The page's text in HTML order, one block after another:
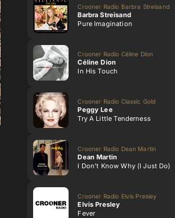
Crooner Radio Barbra Streisand
Barbra Streisand
Pure Imagination
Crooner Radio Céline Dion
Céline Dion
In His Touch
Crooner Radio Classic Gold
Peggy Lee
Try A Little Tenderness
Crooner Radio Dean Martin
Dean Martin
I Don't Know Why (I Just Do)
Crooner Radio Elvis Presley
Elvis Presley
Fever